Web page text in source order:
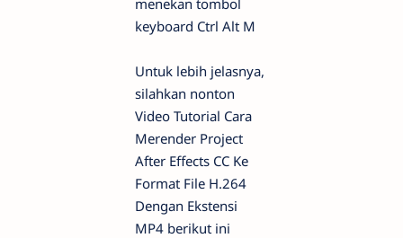
keyboard Ctrl Alt M
Untuk lebih jelasnya,
silahkan nonton
Video Tutorial Cara
Merender Project
After Effects CC Ke
Format File H.264
Dengan Ekstensi
MP4 berikut ini